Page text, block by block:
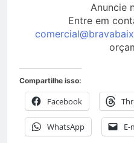
Anuncie
Entre em
Compartilhe isso:
Facebook
WhatsApp E-